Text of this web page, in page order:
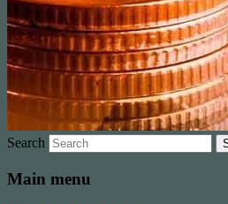
Search
Main menu